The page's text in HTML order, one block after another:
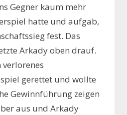
Gegner kaum mehr
hatte und aufgab,
fest. Das
Arkady oben drauf.
verlorenes
gerettet und wollte
Gewinnführung zeigen
aus und Arkady